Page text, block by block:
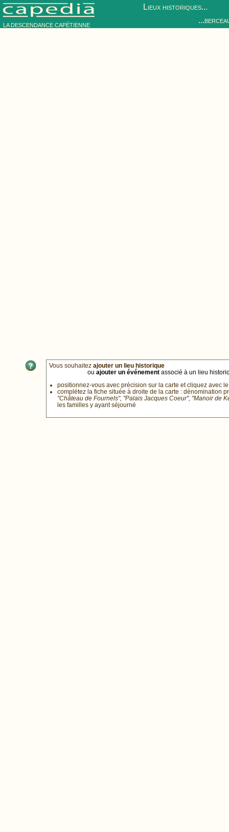
LA DESCENDANCE CAPÉTIENNE
Lieux historiques...
Vous souhaitez ajouter un lieu historique
ou ajouter un événement associé à un lieu
positionnez-vous avec précision sur la carte et cliquez avec
complétez la fiche située à droite de la carte : dénomination
"Château de Fournels", "Palais Jacques Coeur", "Manoir de
les familles y ayant séjourné